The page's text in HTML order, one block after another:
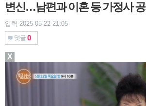
변신…남편과 이혼 등 가정사 공
입력 2025-05-22 21:05
댓글 0
X